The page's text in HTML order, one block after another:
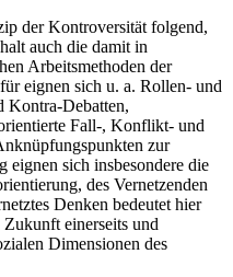
der Kontroversität folgend,
auch die damit in
Arbeitsmethoden der
eignen sich u. a. Rollen- und
Kontra-Debatten,
Fall-, Konflikt- und
zur
sich insbesondere die
des Vernetzenden
Denken bedeutet hier
einerseits und
Dimensionen des